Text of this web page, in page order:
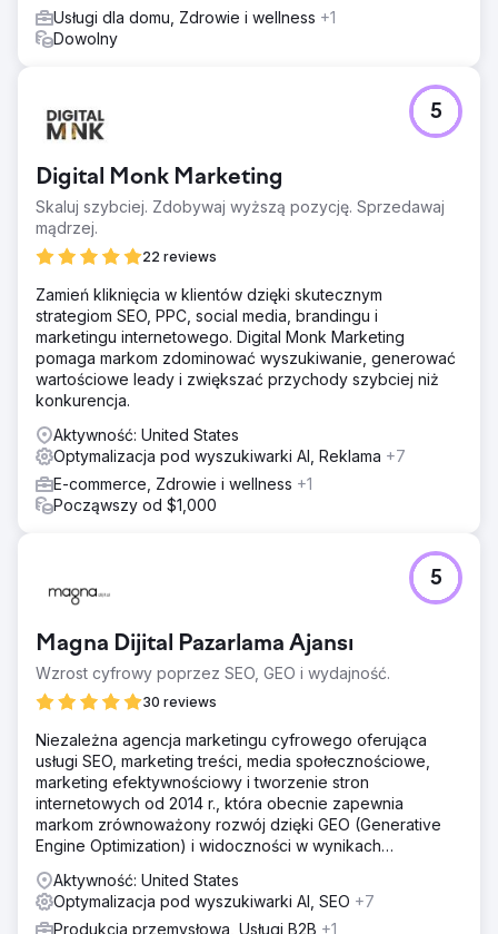
Usługi dla domu, Zdrowie i wellness +1
Dowolny
Digital Monk Marketing
Skaluj szybciej. Zdobywaj wyższą pozycję. Sprzedawaj
mądrzej.
22 reviews
5
Zamień kliknięcia w klientów dzięki skutecznym
strategiom SEO, PPC, social media, brandingu i
marketingu internetowego. Digital Monk Marketing
pomaga markom zdominować wyszukiwanie, generować
wartościowe leady i zwiększać przychody szybciej niż
konkurencja.
Aktywność: United States
Optymalizacja pod wyszukiwarki AI, Reklama +7
E-commerce, Zdrowie i wellness +1
Począwszy od $1,000
Magna Dijital Pazarlama Ajansı
Wzrost cyfrowy poprzez SEO, GEO i wydajność.
30 reviews
5
Niezależna agencja marketingu cyfrowego oferująca
usługi SEO, marketing treści, media społecznościowe,
marketing efektywnościowy i tworzenie stron
internetowych od 2014 r., która obecnie zapewnia
markom zrównoważony rozwój dzięki GEO (Generative
Engine Optimization) i widoczności w wynikach
Aktywność: United States
Optymalizacja pod wyszukiwarki AI, SEO +7
Produkcja przemysłowa, Usługi B2B +1